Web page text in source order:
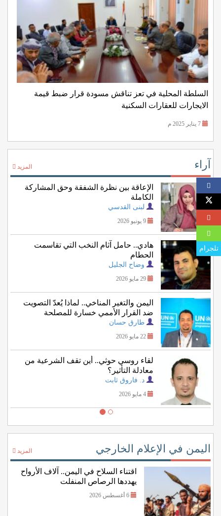
السلطة المحلية في تعز تناقش مسودة قرار ضبط قيمة
الايجارات للعقارات السكنية
آراء المزيد
الإعاقة بين نظرة الشفقة وحق المشاركة
الكاملة
لبنى القدسي
9 يونيو 2026
هادي.. حامل آثام النخب التي تقاسمت
الحطام
وضاح الجليل
29 مايو 2026
اليمن والتغير المناخي.. لماذا يُعدّ التصويت
ضد القرار الأممي خسارة للمصلحة
اليمنية؟
طارق حسان
22 مايو 2026
لقاء روسي حوثي.. أين تقف الشرعية من
معادلة التأثير؟
د. فاروق ثابت
4 مايو 2026
اليمن في الإعلام الخارجي المزيد
اقتناء السلاح في اليمن.. آلاف الأرواح
يهددها الرصاص المنفلت
6 أغسطس 2026
تلجرام